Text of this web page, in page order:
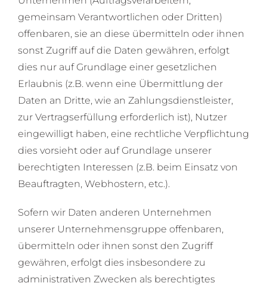
gemeinsam Verantwortlichen oder Dritten)
offenbaren, sie an diese übermitteln oder ihnen
sonst Zugriff auf die Daten gewähren, erfolgt
dies nur auf Grundlage einer gesetzlichen
Erlaubnis (z.B. wenn eine Übermittlung der
Daten an Dritte, wie an Zahlungsdienstleister,
zur Vertragserfüllung erforderlich ist), Nutzer
eingewilligt haben, eine rechtliche Verpflichtung
dies vorsieht oder auf Grundlage unserer
berechtigten Interessen (z.B. beim Einsatz von
Beauftragten, Webhostern, etc.).
Sofern wir Daten anderen Unternehmen
unserer Unternehmensgruppe offenbaren,
übermitteln oder ihnen sonst den Zugriff
gewähren, erfolgt dies insbesondere zu
administrativen Zwecken als berechtigtes